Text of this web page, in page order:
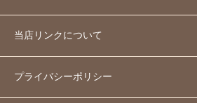
当店リンクについて
プライバシーポリシー